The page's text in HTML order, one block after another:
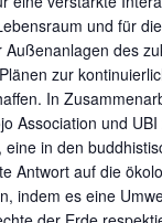
und für die
Außenanlagen des
zur
In
Association und UBI
eine in den
Antwort auf die
indem es eine